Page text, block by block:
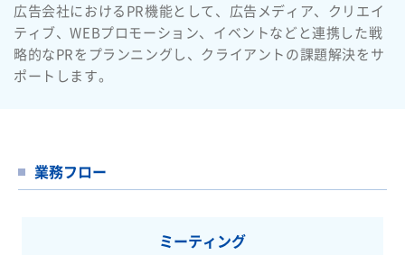
広告会社におけるPR機能として、広告メディア、クリエイ
ティブ、WEBプロモーション、イベントなどと連携した戦
略的なPRをプランニングし、クライアントの課題解決をサ
ポートします。
業務フロー
ミーティング